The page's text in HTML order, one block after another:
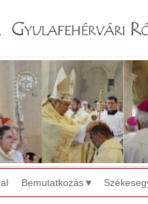
Bemutatkozás